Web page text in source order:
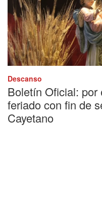
Descanso
Boletín Oficial: por
feriado con fin de
Cayetano